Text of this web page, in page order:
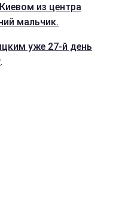
из центра
мальчик.
уже 27-й день
.